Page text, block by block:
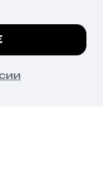
вред здоровью,
все